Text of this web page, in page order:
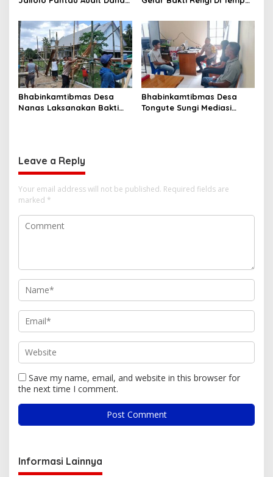
Kabupaten Halmahera
Barat
Bhayangkara Ke-80*
Bhabinkamtibmas Desa
Nanas Laksanakan Bakti
Bhabinkamtibmas Desa
Tongute Sungi Mediasi
Leave a Reply
Your email address will not be published. Required fields are
marked *
Save my name, email, and website in this browser for
the next time I comment.
Informasi Lainnya